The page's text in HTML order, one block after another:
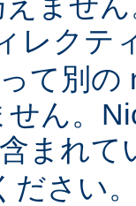
レクテ
て別の
ん。
まれて
ださい